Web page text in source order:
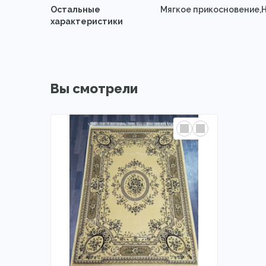
Остальные
характеристики
Мягкое
Вы смотрели